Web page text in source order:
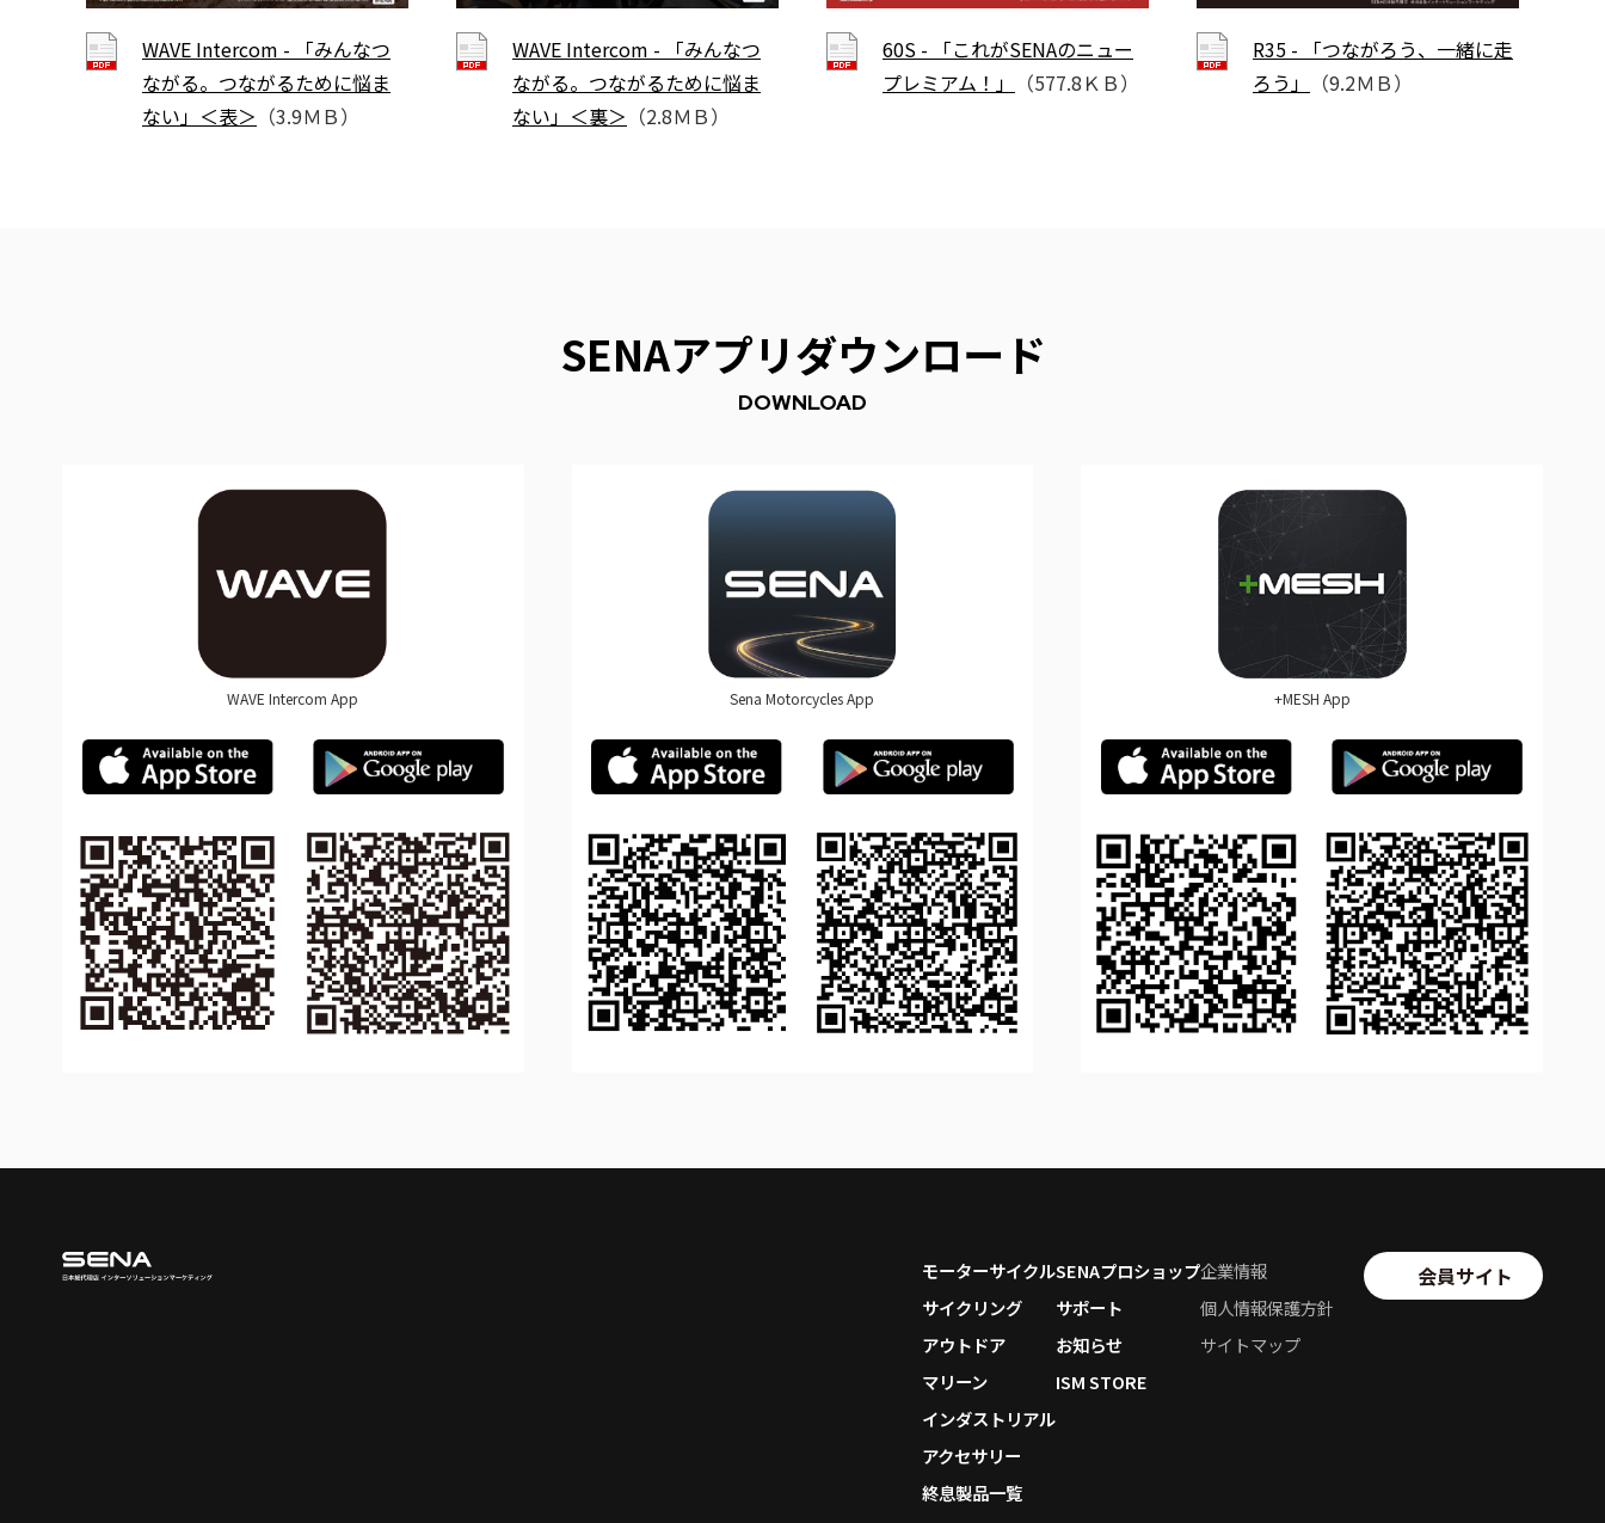
WAVE Intercom - 「みんなつ
ながる。つながるために悩ま
ない」＜表＞ （3.9ＭＢ）
WAVE Intercom - 「みんなつ
ながる。つながるために悩ま
ない」＜裏＞ （2.8ＭＢ）
60S - 「これがSENAのニュー
プレミアム！」
（577.8ＫＢ）
R35 - 「つながろう、一緒に走
ろう」
（9.2ＭＢ）
SENAアプリダウンロード
DOWNLOAD
WAVE Intercom App Sena Motorcycles App +MESH App
モーターサイクル
サイクリング
アウトドア
マリーン
インダストリアル
アクセサリー
終息製品一覧
SENAプロショップ
サポート
お知らせ
ISM STORE
企業情報
個人情報保護方針
サイトマップ
会員サイト